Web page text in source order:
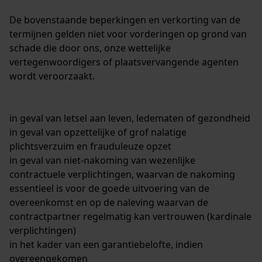
De bovenstaande beperkingen en verkorting van de
termijnen gelden niet voor vorderingen op grond van
schade die door ons, onze wettelijke
vertegenwoordigers of plaatsvervangende agenten
wordt veroorzaakt.
in geval van letsel aan leven, ledematen of gezondheid
in geval van opzettelijke of grof nalatige
plichtsverzuim en frauduleuze opzet
in geval van niet-nakoming van wezenlijke
contractuele verplichtingen, waarvan de nakoming
essentieel is voor de goede uitvoering van de
overeenkomst en op de naleving waarvan de
contractpartner regelmatig kan vertrouwen (kardinale
verplichtingen)
in het kader van een garantiebelofte, indien
overeengekomen
Econda Tag Manager
Statistische Cookies
Econda Analytics
Mouseflow Web Analytics Tool
Fact-Finder Tracking
Prestatie en functionele
Cookies